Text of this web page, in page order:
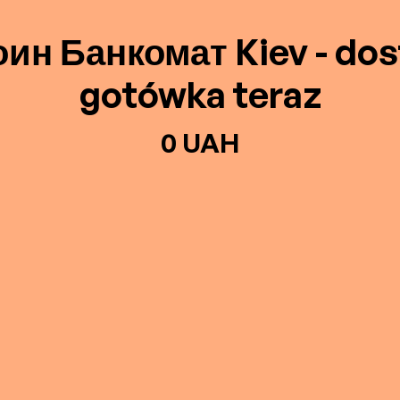
Банкомат Kiev -
gotówka teraz
0 UAH